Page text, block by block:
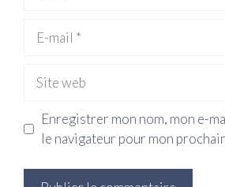
mail
web
Enregistrer mon nom, mon e-
le navigateur pour mon